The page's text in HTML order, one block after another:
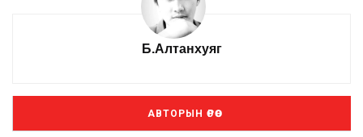
Б.Алтанхуяг
АВТОРЫН ӨРӨӨ